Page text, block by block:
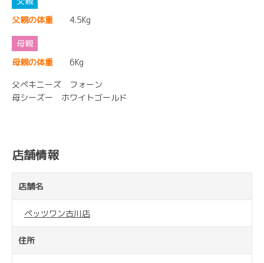
父親の体重 4.5Kg
母親の体重
6Kg
父ペキニーズ フォーン
母シーズー ホワイトゴールド
店舗情報
店舗名
ペッツワン古川店
住所